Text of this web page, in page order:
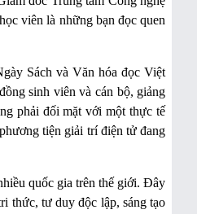
viên là những bạn đọc quen
Sách và Văn hóa đọc Việt
sinh viên và cán bộ, giảng
phải đối mặt với một thực tế
tiện giải trí điện tử đang
quốc gia trên thế giới. Đây
thức, tư duy độc lập, sáng tạo